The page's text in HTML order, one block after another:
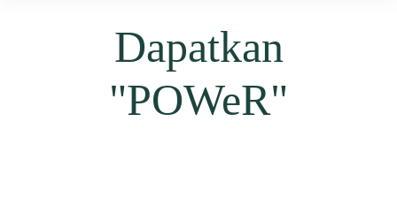
Dapatkan
"POWeR"